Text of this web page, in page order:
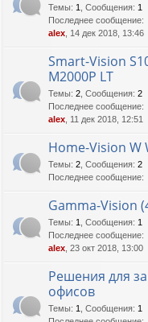
Темы: 1 Сообщения: 1
Последнее сообщение:
alex , 14 дек 2018, 13:46
Smart-Vision
M2000P LT
Темы: 2 Сообщения: 2
Последнее сообщение:
alex , 11 дек 2018, 12:51
Home-Vision W
Темы: 2 Сообщения: 2
Последнее сообщение:
Gamma-Vision
Темы: 1 Сообщения: 1
Последнее сообщение:
alex , 23 окт 2018, 13:00
Решения для
офисов
Темы: 1 Сообщения: 1